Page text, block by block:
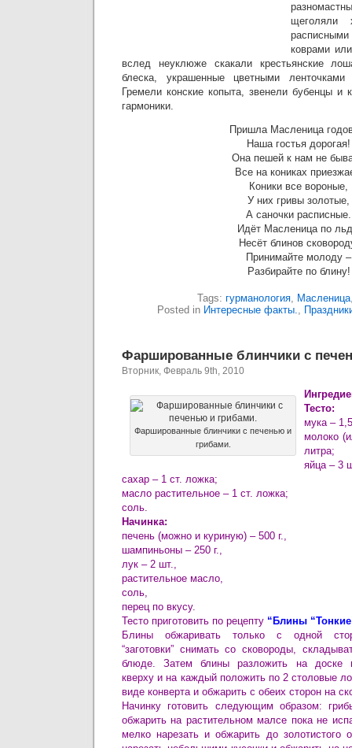
щеголяли
коврами
вслед неуклюже скакали крестьянские
блеска, украшенные цветными
Гремели конские копыта, звенели бубенцы и
гармоники.
Пришла Масленица
Наша гостья дорогая!
Она пешей к нам не
Все на кониках
Коники все вороные,
У них гривы золотые,
А саночки расписные.
Идёт Масленица по
Несёт блинов
Принимайте молоду –
Разбирайте по блину!
Tags: гурманология, Масленица
Posted in Интересные факты.,
Фаршированные блинчики с
Вторник, Февраль 9th, 2010
Фаршированные блинчики с печенью и
грибами.
Тесто:
мука –
молоко
литра;
яйца – 3
сахар – 1 ст. ложка;
масло растительное – 1 ст. ложка;
соль.
Начинка:
печень (можно и куриную) – 500 г.,
шампиньоны – 250 г.,
лук – 2 шт.,
растительное масло,
соль,
перец по вкусу.
Тесто приготовить по рецепту “Блины
Блины обжаривать только с одной
“заготовки” снимать со сковороды,
блюде. Затем блины разложить на доске
кверху и на каждый положить по 2 столовые
виде конверта и обжарить с обеих сторон на
Начинку готовить следующим образом:
обжарить на растительном малсе пока не
мелко нарезать и обжарить до золотистого